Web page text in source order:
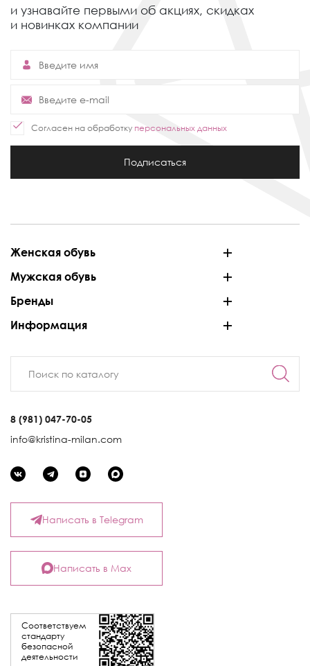
и узнавайте первыми об акциях, скидках
и новинках компании
Согласен на обработку персональных данных
Подписаться
Женская обувь
Мужская обувь
Бренды
Информация
8 (981) 047-70-05
info@kristina-milan.com
Соответствуем
стандарту
безопасной
деятельности
Написать в Telegram
Написать в Max